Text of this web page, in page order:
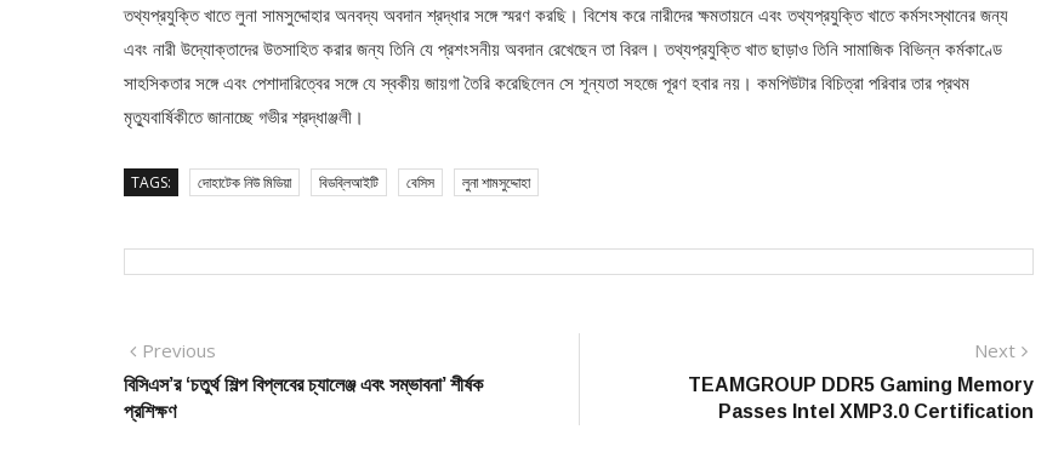
তথ্যপ্রযুক্তি খাতে লুনা সামসুদ্দোহার অনবদ্য অবদান শ্রদ্ধার সঙ্গে স্মরণ করছি। বিশেষ করে নারীদের ক্ষমতায়নে এবং তথ্যপ্রযুক্তি খাতে কর্মসংস্থানের জন্য
এবং নারী উদ্যোক্তাদের উতসাহিত করার জন্য তিনি যে প্রশংসনীয় অবদান রেখেছেন তা বিরল। তথ্যপ্রযুক্তি খাত ছাড়াও তিনি সামাজিক বিভিন্ন কর্মকাণ্ডে
সাহসিকতার সঙ্গে এবং পেশাদারিত্বের সঙ্গে যে স্বকীয় জায়গা তৈরি করেছিলেন সে শূন্যতা সহজে পূরণ হবার নয়। কমপিউটার বিচিত্রা পরিবার তার প্রথম
মৃত্যুবার্ষিকীতে জানাচ্ছে গভীর শ্রদ্ধাঞ্জলী।
TAGS: দোহাটেক নিউ মিডিয়া বিডব্লিআইটি বেসিস লুনা শামসুদ্দোহা
Post
navigation
Previous
post:
বিসিএস’র ‘চতুর্থ শিল্প বিপ্লবের চ্যালেঞ্জ এবং সম্ভাবনা’ শীর্ষক
প্রশিক্ষণ
Next
post:
TEAMGROUP DDR5 Gaming Memory
Passes Intel XMP3.0 Certification